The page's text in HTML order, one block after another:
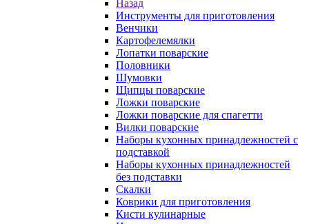
Назад
Инструменты для приготовления
Венчики
Картофелемялки
Лопатки поварские
Половники
Шумовки
Щипцы поварские
Ложки поварские
Ложки поварские для спагетти
Вилки поварские
Наборы кухонных принадлежностей с
подставкой
Наборы кухонных принадлежностей
без подставки
Скалки
Коврики для приготовления
Кисти кулинарные